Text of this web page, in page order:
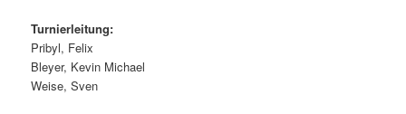
Turnierleitung:
Pribyl, Felix
Bleyer, Kevin Michael
Weise, Sven